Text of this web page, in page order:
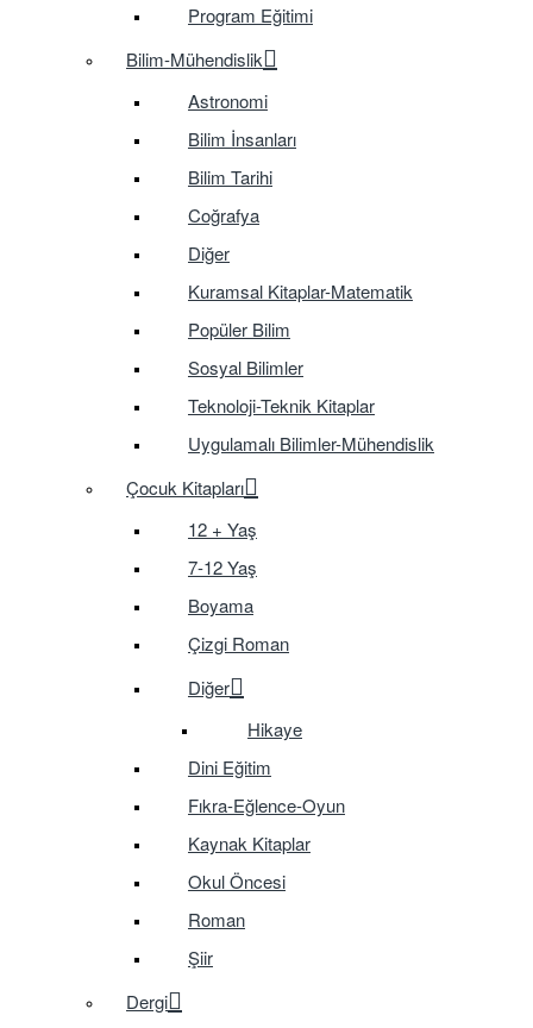
Program Eğitimi
Bilim-Mühendislik
Astronomi
Bilim İnsanları
Bilim Tarihi
Coğrafya
Diğer
Kuramsal Kitaplar-Matematik
Popüler Bilim
Sosyal Bilimler
Teknoloji-Teknik Kitaplar
Uygulamalı Bilimler-Mühendislik
Çocuk Kitapları
12 + Yaş
7-12 Yaş
Boyama
Çizgi Roman
Diğer
Hikaye
Dini Eğitim
Fıkra-Eğlence-Oyun
Kaynak Kitaplar
Okul Öncesi
Roman
Şiir
Dergi